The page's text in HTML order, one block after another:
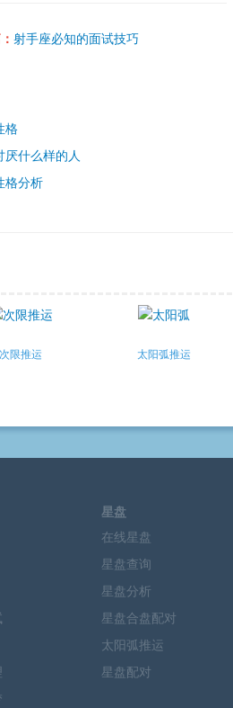
射手座必知的面试技巧
格
厌什么样的人
格分析
次限推运 太阳弧推运
星盘
在线星盘
星盘查询
星盘分析
星盘合盘配对
太阳弧推运
星盘配对